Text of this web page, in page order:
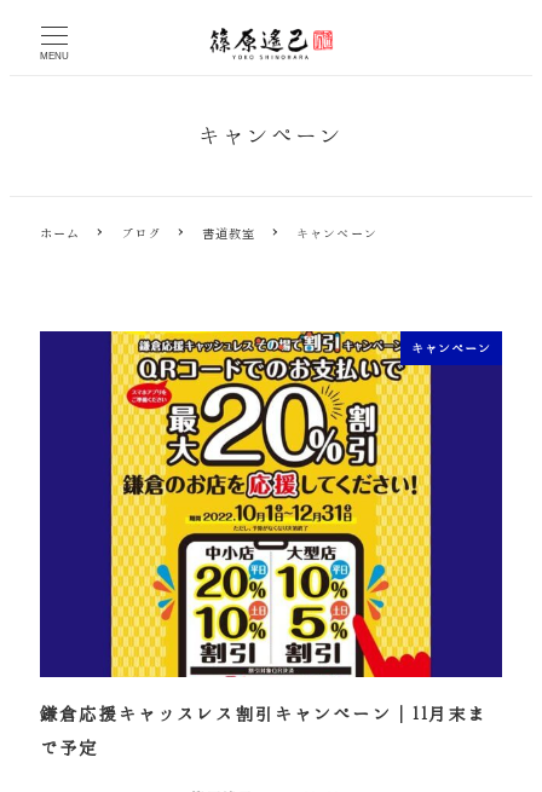
MENU
キャンペーン
ホーム ブログ 書道教室 キャンペーン
キャンペーン
鎌倉応援キャッスレス割引キャンペーン｜11月末ま
で予定